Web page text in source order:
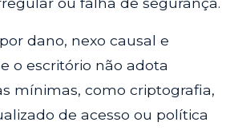
dano, nexo causal e
o escritório não adota
mínimas, como criptografia,
de acesso ou política